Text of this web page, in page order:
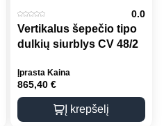
0.0
Vertikalus šepečio tipo
dulkių siurblys CV 48/2
Įprasta Kaina
865,40 €
Į krepšelį